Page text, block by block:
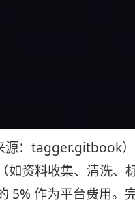
源：tagger.gitbook）
如资料收集、清洗、
5% 作为平台费用。